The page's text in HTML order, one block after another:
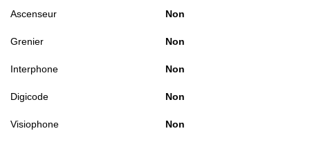
Ascenseur Non
Grenier Non
Interphone Non
Digicode Non
Visiophone Non